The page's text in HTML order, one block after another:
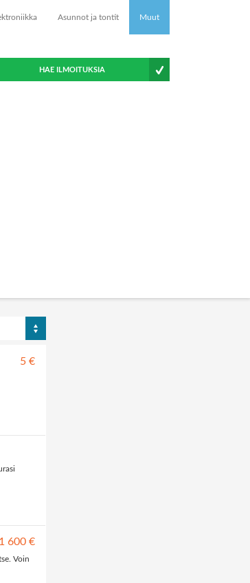
Asunnot ja tontit Muut
HAE ILMOITUKSIA
5 €
1 600 €
Voin